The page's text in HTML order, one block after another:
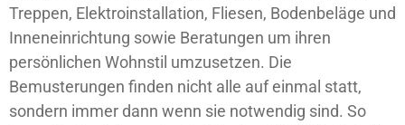
Treppen, Elektroinstallation, Fliesen, Bodenbeläge und
Inneneinrichtung sowie Beratungen um ihren
persönlichen Wohnstil umzusetzen. Die
Bemusterungen finden nicht alle auf einmal statt,
sondern immer dann wenn sie notwendig sind. So